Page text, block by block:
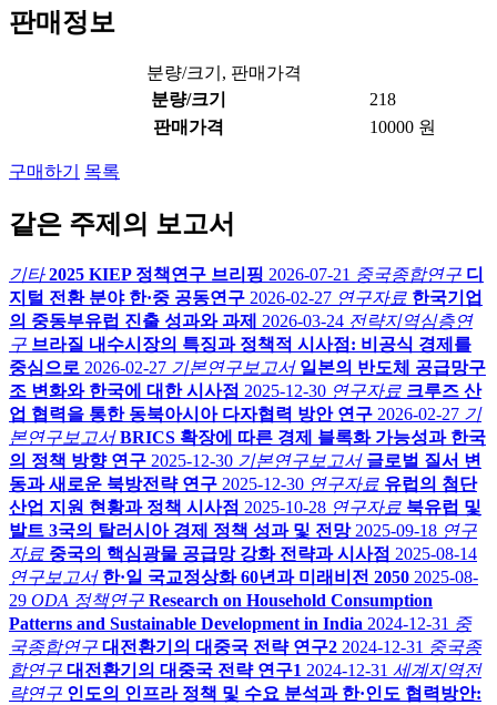
판매정보
분량/크기, 판매가격
분량/크기
218
판매가격
10000 원
구매하기 목록
같은 주제의 보고서
기타 2025 KIEP 정책연구 브리핑 2026-07-21 중국종합연구 디
지털 전환 분야 한·중 공동연구 2026-02-27 연구자료 한국기업
의 중동부유럽 진출 성과와 과제
2026-03-24 전략지역심층연
구 브라질 내수시장의 특징과 정책적 시사점: 비공식 경제를
중심으로 2026-02-27 기본연구보고서 일본의 반도체 공급망구
조 변화와 한국에 대한 시사점 2025-12-30 연구자료 크루즈 산
업 협력을 통한 동북아시아 다자협력 방안 연구 2026-02-27 기
본연구보고서 BRICS 확장에 따른 경제 블록화 가능성과 한국
의 정책 방향 연구 2025-12-30 기본연구보고서 글로벌 질서 변
동과 새로운 북방전략 연구 2025-12-30 연구자료 유럽의 첨단
산업 지원 현황과 정책 시사점 2025-10-28 연구자료 북유럽 및
발트 3국의 탈러시아 경제 정책 성과 및 전망 2025-09-18 연구
자료 중국의 핵심광물 공급망 강화 전략과 시사점 2025-08-14
연구보고서 한·일 국교정상화 60년과 미래비전 2050 2025-08-
29 ODA 정책연구 Research on Household Consumption
Patterns and Sustainable Development in India 2024-12-31 중
국종합연구 대전환기의 대중국 전략 연구2 2024-12-31 중국종
합연구 대전환기의 대중국 전략 연구1 2024-12-31 세계지역전
략연구 인도의 인프라 정책 및 수요 분석과 한·인도 협력방안: